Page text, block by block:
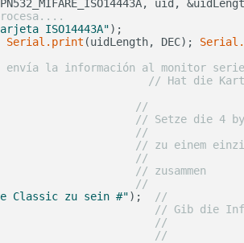
ISO14443A"
Serial .print (uidLength, DEC); Serial
la información al monitor serie
{
// Hat die
//
// Setze die 4
//
// zu einem
//
// zusammen
//
Classic zu sein #");
//
// Gib die
//
//